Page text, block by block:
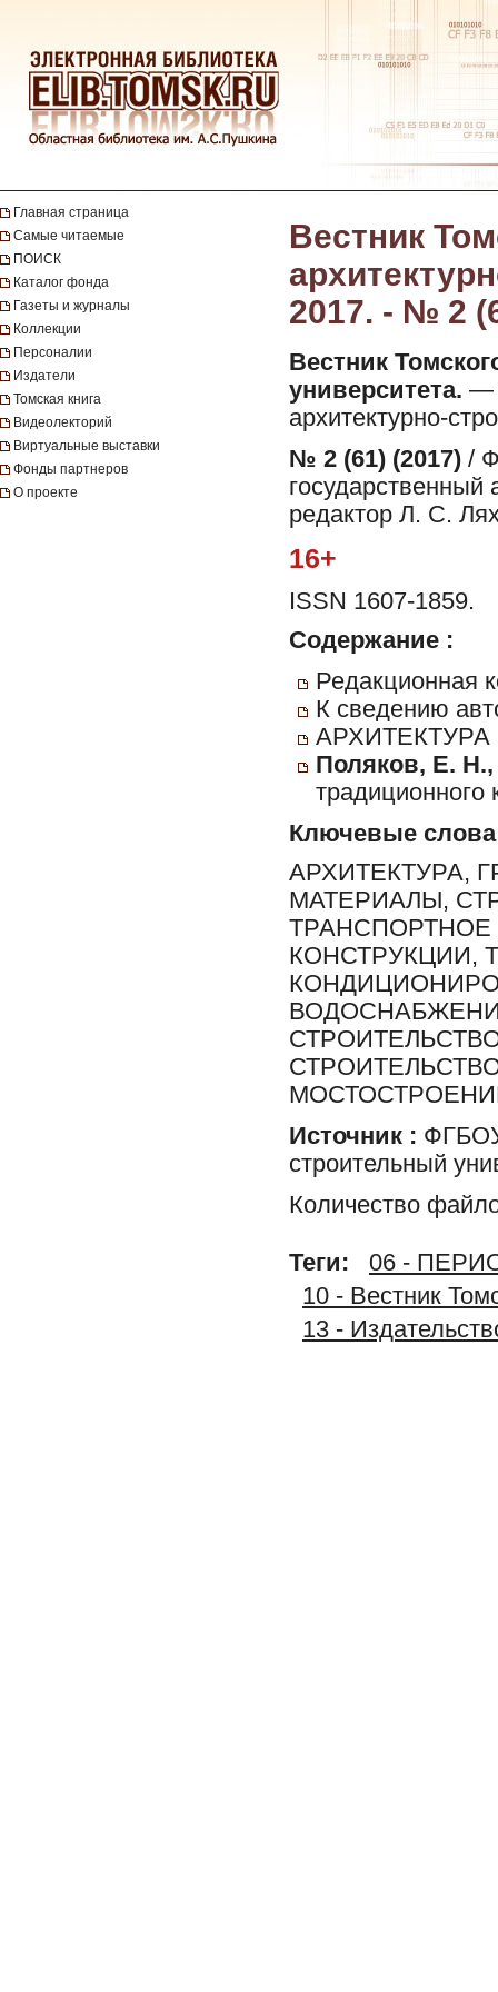
Главная страница
Самые читаемые
ПОИСК
Каталог фонда
Газеты и журналы
Коллекции
Персоналии
Издатели
Томская книга
Видеолекторий
Виртуальные выставки
Фонды партнеров
О проекте
Вестник
2017. - № 2
Вестник
университета. —
архитектурно-
№ 2 (61) (2017) /
государственный
редактор Л. С.
16+
ISSN 1607-1859.
Содержание :
Редакционная
К сведению
Поляков, Е.
традиционного
Ключевые слова
АРХИТЕКТУРА,
МАТЕРИАЛЫ,
ТРАНСПОРТНОЕ
КОНСТРУКЦИИ,
Источник : ФГБОУ
строительный
Количество
Теги:
06 -
10 - Вестник
13 -